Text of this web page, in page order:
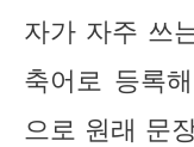
자가 자주 쓰
축어로 등록
으로 원래 문